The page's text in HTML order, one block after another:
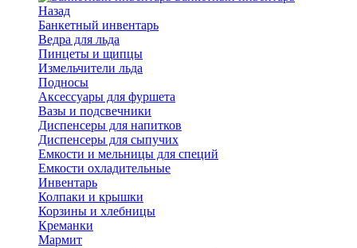
Назад
Банкетный инвентарь
Ведра для льда
Пинцеты и щипцы
Измельчители льда
Подносы
Аксессуары для фуршета
Вазы и подсвечники
Диспенсеры для напитков
Диспенсеры для сыпучих
Емкости и мельницы для специй
Емкости охладительные
Инвентарь
Колпаки и крышки
Корзины и хлебницы
Креманки
Мармит